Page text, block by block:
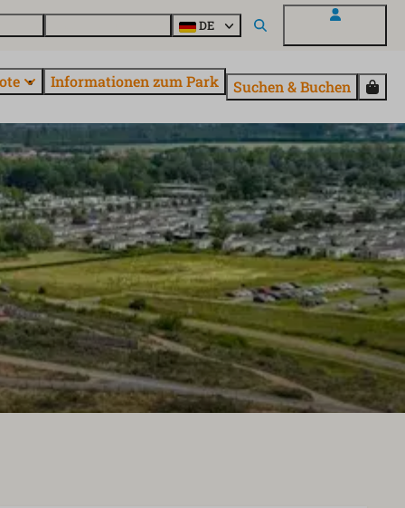
DE
Informationen zum Park Suchen & Buchen